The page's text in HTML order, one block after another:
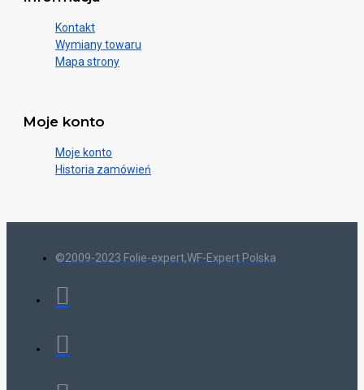
Kontakt
Wymiany towaru
Mapa strony
Moje konto
Moje konto
Historia zamówień
©2009-2023 Folie-expert,WF-Expert Polska